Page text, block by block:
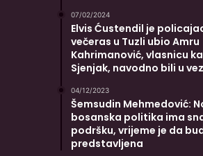
07/02/2024
Elvis Ćustendil je
večeras u Tuzli ubio Amru
Kahrimanović, vlasnicu
Sjenjak, navodno bili u
04/12/2023
Šemsudin Mehmedović:
bosanska politika ima
podršku, vrijeme je da
predstavljena